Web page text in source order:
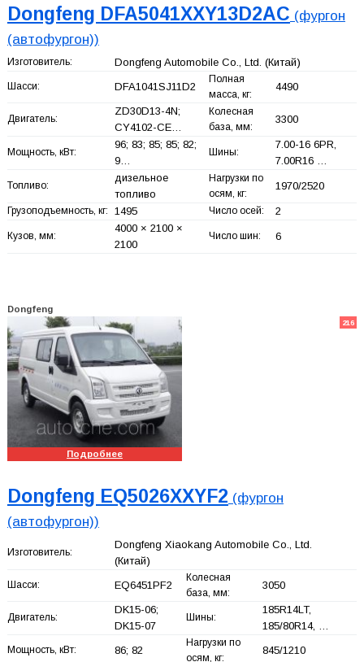
Dongfeng DFA5041XXY13D2AC (фургон
(автофургон))
Изготовитель: Dongfeng Automobile Co., Ltd. (Китай)
Шасси: DFA1041SJ11D2
Полная
масса, кг:
4490
Двигатель:
ZD30D13-4N;
CY4102-CE…
Колесная
база, мм:
3300
Мощность, кВт:
96; 83; 85; 85; 82;
9…
Шины:
7.00-16 6PR,
7.00R16 …
Топливо:
дизельное
топливо
Нагрузки по
осям, кг:
1970/2520
Грузоподъемность, кг: 1495 Число осей: 2
Кузов, мм:
4000 × 2100 ×
2100
Число шин: 6
Dongfeng
216
Подробнее
Dongfeng EQ5026XXYF2 (фургон
(автофургон))
Изготовитель:
Dongfeng Xiaokang Automobile Co., Ltd.
(Китай)
Шасси: EQ6451PF2
Колесная
база, мм:
3050
Двигатель:
DK15-06;
DK15-07
Шины:
185R14LT,
185/80R14, …
Мощность, кВт: 86; 82
Нагрузки по
осям, кг:
845/1210